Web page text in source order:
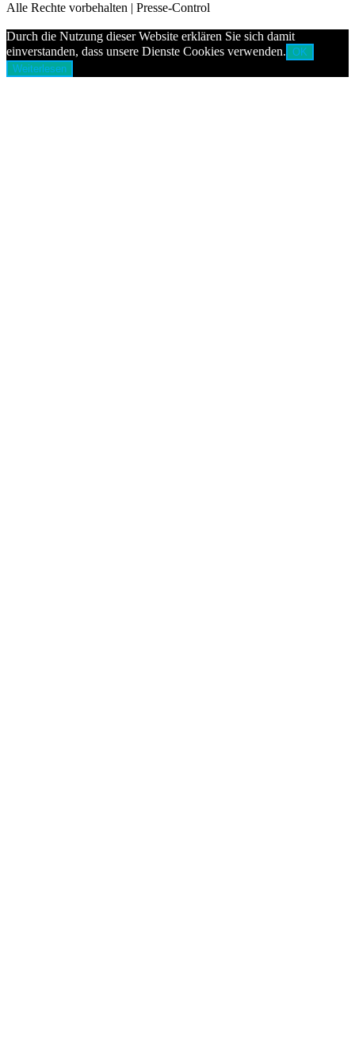
Alle Rechte vorbehalten | Presse-Control
Durch die Nutzung dieser Website erklären Sie sich damit
einverstanden, dass unsere Dienste Cookies verwenden. OK
Weiterlesen